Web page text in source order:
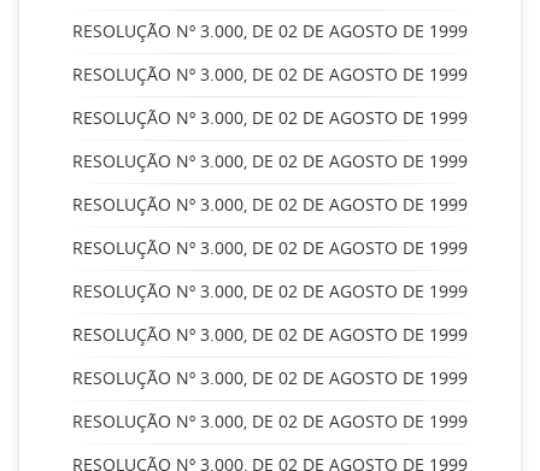
RESOLUÇÃO Nº 3.000, DE 02 DE AGOSTO DE 1999
RESOLUÇÃO Nº 3.000, DE 02 DE AGOSTO DE 1999
RESOLUÇÃO Nº 3.000, DE 02 DE AGOSTO DE 1999
RESOLUÇÃO Nº 3.000, DE 02 DE AGOSTO DE 1999
RESOLUÇÃO Nº 3.000, DE 02 DE AGOSTO DE 1999
RESOLUÇÃO Nº 3.000, DE 02 DE AGOSTO DE 1999
RESOLUÇÃO Nº 3.000, DE 02 DE AGOSTO DE 1999
RESOLUÇÃO Nº 3.000, DE 02 DE AGOSTO DE 1999
RESOLUÇÃO Nº 3.000, DE 02 DE AGOSTO DE 1999
RESOLUÇÃO Nº 3.000, DE 02 DE AGOSTO DE 1999
RESOLUÇÃO Nº 3.000, DE 02 DE AGOSTO DE 1999